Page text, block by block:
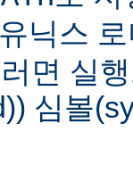
닉스
면 실
심볼